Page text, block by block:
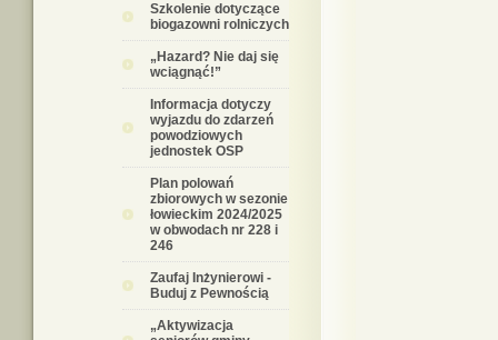
Szkolenie dotyczące
biogazowni rolniczych
„Hazard? Nie daj się
wciągnąć!”
Informacja dotyczy
wyjazdu do zdarzeń
powodziowych
jednostek OSP
Plan polowań
zbiorowych w sezonie
łowieckim 2024/2025
w obwodach nr 228 i
246
Zaufaj Inżynierowi -
Buduj z Pewnością
„Aktywizacja